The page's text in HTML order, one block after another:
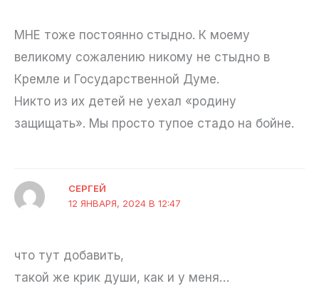
МНЕ тоже постоянно стыдно. К моему
великому сожалению никому не стыдно в
Кремле и Государственной Думе.
Никто из их детей не уехал «родину
защищать». Мы просто тупое стадо на бойне.
СЕРГЕЙ
12 ЯНВАРЯ, 2024 В 12:47
что тут добавить,
такой же крик души, как и у меня…